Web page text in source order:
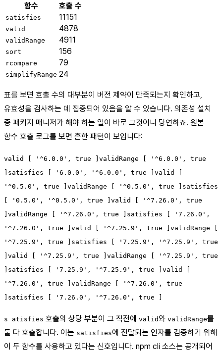
함수 호출 수
satisfies 11151
valid 4878
validRange 4911
sort 156
rcompare 79
simplifyRange 24
표를 보면 호출 수의 대부분이 버전 제약이 만족되는지 확인하고,
유효성을 검사하는 데 집중되어 있음을 알 수 있습니다. 의존성 설치
중 패키지 매니저가 해야 하는 일이 바로 그것이니 당연하죠. 원본
함수 호출 로그를 보면 흔한 패턴이 보입니다:
valid [ '^6.0.0', true ]validRange [ '^6.0.0', true
]satisfies [ '6.0.0', '^6.0.0', true ]valid [
'^0.5.0', true ]validRange [ '^0.5.0', true ]satisfies
[ '0.5.0', '^0.5.0', true ]valid [ '^7.26.0', true
]validRange [ '^7.26.0', true ]satisfies [ '7.26.0',
'^7.26.0', true ]valid [ '^7.25.9', true ]validRange [
'^7.25.9', true ]satisfies [ '7.25.9', '^7.25.9', true
]valid [ '^7.25.9', true ]validRange [ '^7.25.9', true
]satisfies [ '7.25.9', '^7.25.9', true ]valid [
'^7.26.0', true ]validRange [ '^7.26.0', true
]satisfies [ '7.26.0', '^7.26.0', true ]
s atisfies 호출의 상당 부분이 그 직전에 valid와 validRange를
둘 다 호출합니다. 이는 satisfies에 전달되는 인자를 검증하기 위해
이 두 함수를 사용하고 있다는 신호입니다. npm cli 소스는 공개되어